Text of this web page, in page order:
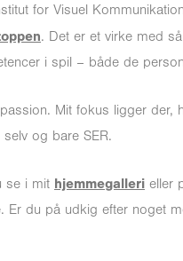
for Visuel
. Det er et virke med
i spil – både de
Mit fokus ligger
selv og bare SER.
se i mit hjemmegallerieller
Er du på udkig efter noget